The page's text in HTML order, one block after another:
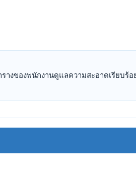
างของพนักงานดูแลความสะอาดเรียบร้